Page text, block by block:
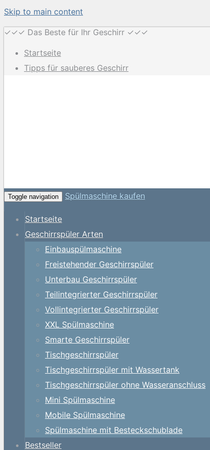
Skip to main content
✓✓✓ Das Beste für Ihr Geschirr ✓✓✓
Startseite
Tipps für sauberes Geschirr
Toggle navigation Spülmaschine kaufen
Startseite
Geschirrspüler Arten
Einbauspülmaschine
Freistehender Geschirrspüler
Unterbau Geschirrspüler
Teilintegrierter Geschirrspüler
Vollintegrierter Geschirrspüler
XXL Spülmaschine
Smarte Geschirrspüler
Tischgeschirrspüler
Tischgeschirrspüler mit Wassertank
Tischgeschirrspüler ohne Wasseranschluss
Mini Spülmaschine
Mobile Spülmaschine
Spülmaschine mit Besteckschublade
Bestseller